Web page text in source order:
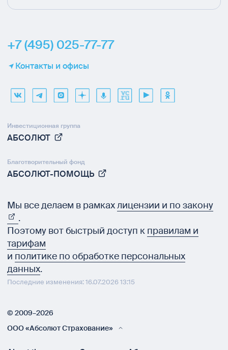
+7 (495) 025-77-77
Контакты и офисы
Инвестиционная группа
АБСОЛЮТ
Благотворительный фонд
АБСОЛЮТ-ПОМОЩЬ
Мы все делаем в рамкахлицензии и по закону
.
Поэтому вот быстрый доступ к правилам и
тарифам
и политике по обработке персональных
данных.
Последние изменения: 16.07.2026 13:15
© 2009–2026
ООО «Абсолют Страхование»